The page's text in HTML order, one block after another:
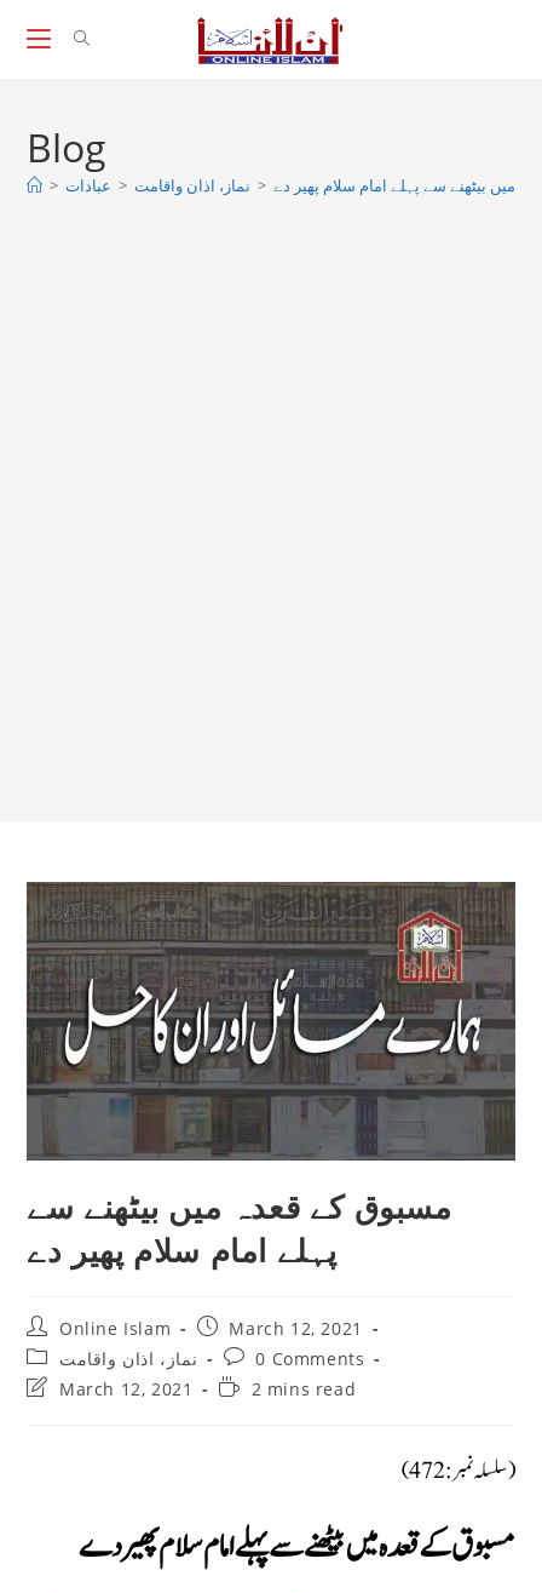
Blog
> عبادات > نماز، اذان واقامت > میں بیٹھنے سے پہلے امام سلام پھیر دے
مسبوق کے قعدہ میں بیٹھنے سے
پہلے امام سلام پھیر دے
Post
author:
Online Islam
Post
published:
March 12, 2021
Post
category:
نماز، اذان واقامت
Post
comments:
0 Comments
PostMarch 12, 2021
Reading2 mins read
(سلسلہ نمبر: 472)
مسبوق کے قعدہ میں بیٹھنے سے پہلے امام سلام پھیر دے